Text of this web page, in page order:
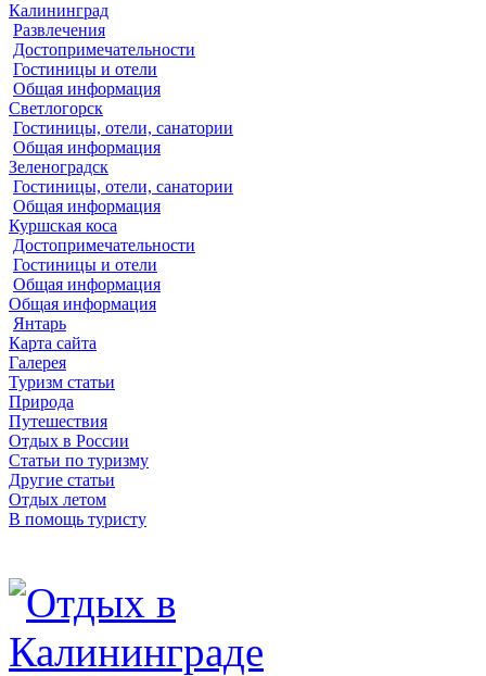
Калининград
Развлечения
Достопримечательности
Гостиницы и отели
Общая информация
Светлогорск
Гостиницы, отели, санатории
Общая информация
Зеленоградск
Гостиницы, отели, санатории
Общая информация
Куршская коса
Достопримечательности
Гостиницы и отели
Общая информация
Общая информация
Янтарь
Карта сайта
Галерея
Туризм статьи
Природа
Путешествия
Отдых в России
Статьи по туризму
Другие статьи
Отдых летом
В помощь туристу